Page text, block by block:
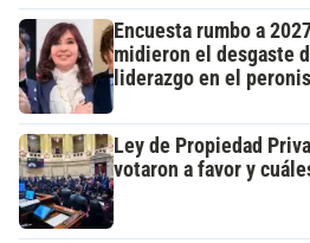
Encuesta rumbo a
midieron el desgaste
liderazgo en el
Ley de Propiedad
votaron a favor y